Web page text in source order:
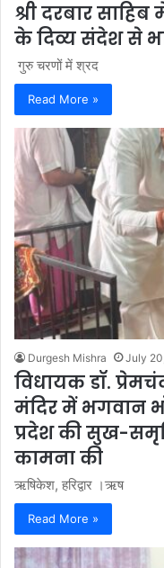
श्री दरबार
के दिव्य संदेश से
गुरु चरणों में श्रद
Read More »
Durgesh Mishra July
विधायक डॉ.
मंदिर में भगवान
प्रदेश की सुख-
कामना की
ऋषिकेश, हरिद्वार ।ऋष
Read More »